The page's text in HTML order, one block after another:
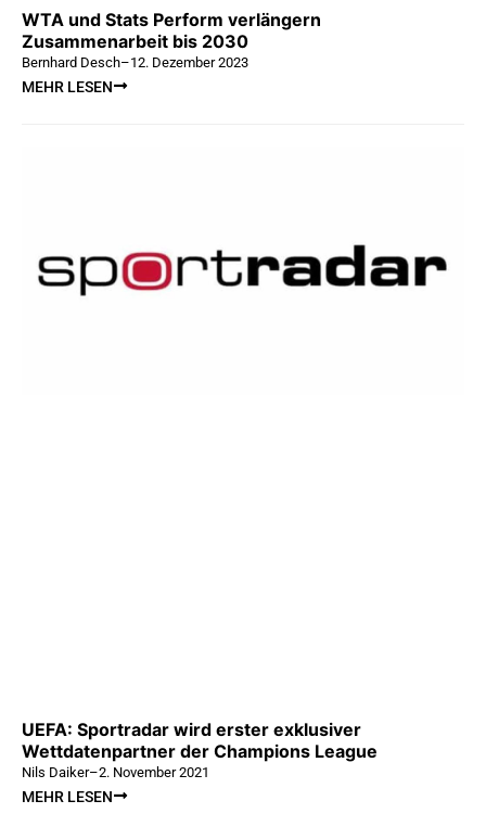
WTA und Stats Perform verlängern
Zusammenarbeit bis 2030
Bernhard Desch–12. Dezember 2023
MEHR LESEN
UEFA: Sportradar wird erster exklusiver
Wettdatenpartner der Champions League
Nils Daiker–2. November 2021
MEHR LESEN